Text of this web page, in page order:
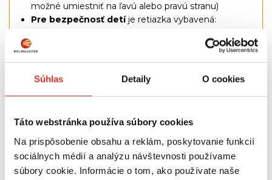
Súhlas Detaily O cookies
Táto webstránka používa súbory cookies
Na prispôsobenie obsahu a reklám, poskytovanie funkcií
sociálnych médií a analýzu návštevnosti používame
súbory cookie. Informácie o tom, ako používate naše
možné umiestniť na ľavú alebo pravú stranu)
Pre bezpečnosť detíje retiazka vybavená:
(platí pre nasledujúce materiály: štandard, 100%
zatemňovací, excellent, silver, design a slamený
materiál)
- napínač reťaze (platí pre materiály deň-noc, deň-
noc premium, deň-noc design a deň-noc exclusive)
Vodiace lanká slúžia nakopírovanie rolety
okna, a to aj pri vyklopení vetračky okna
Sada obsahuje univerzálne úchyty, ktoré
umožňujú inštaláciu na štandardné okno aj na okno